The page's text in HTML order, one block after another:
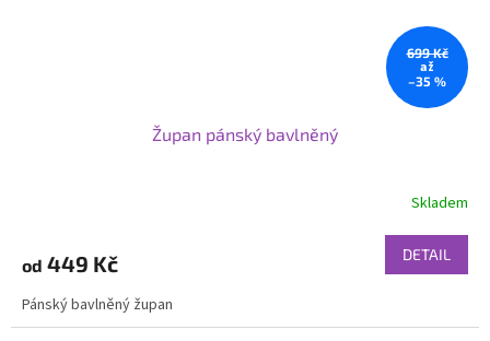
699 Kč
až
–35 %
Župan pánský bavlněný
Skladem
od 449 Kč DETAIL
Pánský bavlněný župan